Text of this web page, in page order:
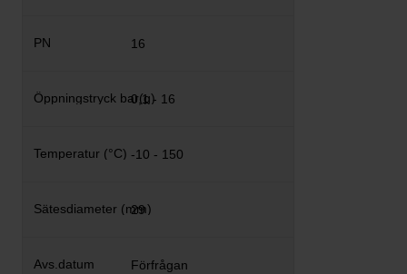
16
0,1 - 16
-10 - 150
29
Förfrågan